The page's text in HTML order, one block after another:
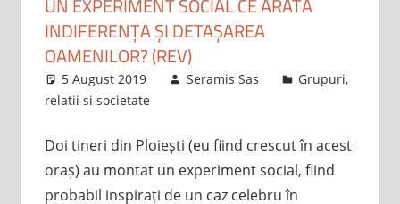
INDIFERENȚA ȘI DETAȘAREA
OAMENILOR? (REV)
5 August 2019 Seramis Sas
Grupuri,
relatii si societate
Doi tineri din Ploiești (eu fiind crescut în acest
oraș) au montat un experiment social, fiind
probabil inspirați de un caz celebru în